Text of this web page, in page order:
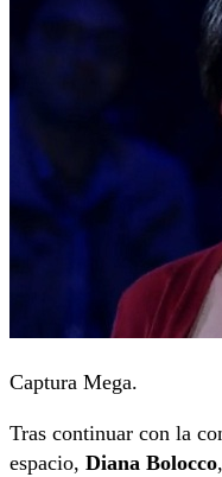
Captura Mega.
Tras continuar con la
espacio, Diana Bolocco